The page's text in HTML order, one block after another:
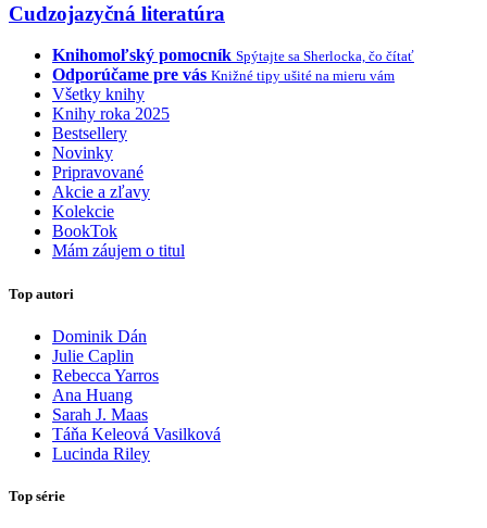
Cudzojazyčná literatúra
Knihomoľský pomocník Spýtajte sa Sherlocka, čo čítať
Odporúčame pre vás Knižné tipy ušité na mieru vám
Všetky knihy
Knihy roka 2025
Bestsellery
Novinky
Pripravované
Akcie a zľavy
Kolekcie
BookTok
Mám záujem o titul
Top autori
Dominik Dán
Julie Caplin
Rebecca Yarros
Ana Huang
Sarah J. Maas
Táňa Keleová Vasilková
Lucinda Riley
Top série